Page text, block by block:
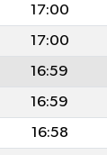
17:00
17:00
16:59
16:59
16:58